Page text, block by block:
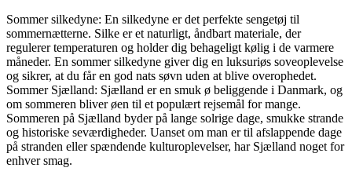
Sommer silkedyne: En silkedyne er det perfekte sengetøj til
sommernætterne. Silke er et naturligt, åndbart materiale, der
regulerer temperaturen og holder dig behageligt kølig i de varmere
måneder. En sommer silkedyne giver dig en luksuriøs soveoplevelse
og sikrer, at du får en god nats søvn uden at blive overophedet.
Sommer Sjælland: Sjælland er en smuk ø beliggende i Danmark, og
om sommeren bliver øen til et populært rejsemål for mange.
Sommeren på Sjælland byder på lange solrige dage, smukke strande
og historiske seværdigheder. Uanset om man er til afslappende dage
på stranden eller spændende kulturoplevelser, har Sjælland noget for
enhver smag.